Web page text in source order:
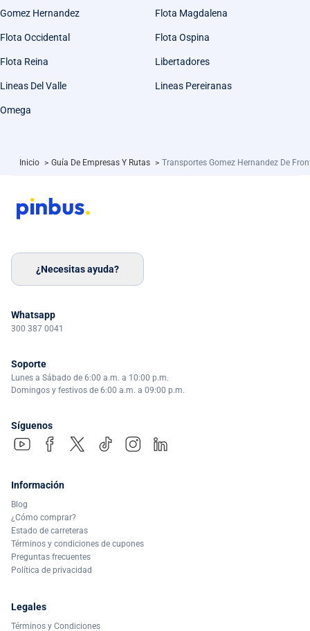
Gomez Hernandez Flota Magdalena
Flota Occidental Flota Ospina
Flota Reina Libertadores
Lineas Del Valle Lineas Pereiranas
Omega
Inicio > Guía De Empresas Y Rutas > Transportes Gomez Hernandez De
¿Necesitas ayuda?
Whatsapp
300 387 0041
Soporte
Lunes a Sábado de 6:00 a.m. a 10:00 p.m.
Domingos y festivos de 6:00 a.m. a 09:00 p.m.
Síguenos
Información
Blog
¿Cómo comprar?
Estado de carreteras
Términos y condiciones de cupones
Preguntas frecuentes
Política de privacidad
Legales
Términos y Condiciones